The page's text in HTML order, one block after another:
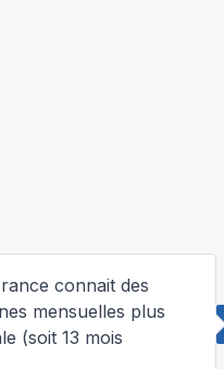
connait des
mensuelles plus
(soit 13 mois